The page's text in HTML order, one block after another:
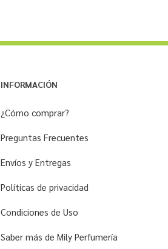
INFORMACIÓN
¿Cómo comprar?
Preguntas Frecuentes
Envíos y Entregas
Políticas de privacidad
Condiciones de Uso
Saber más de Mily Perfumería